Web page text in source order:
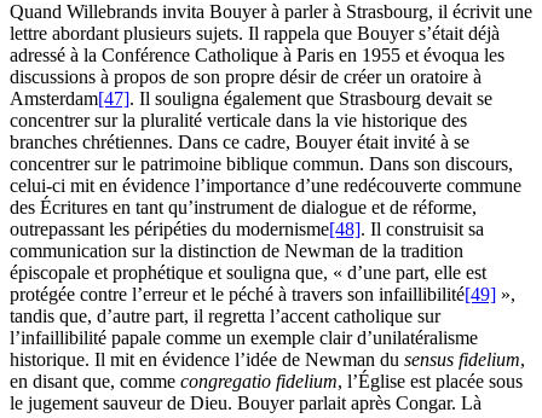
Quand Willebrands invita Bouyer à parler à Strasbourg, il écrivit une
lettre abordant plusieurs sujets. Il rappela que Bouyer s’était déjà
adressé à la Conférence Catholique à Paris en 1955 et évoqua les
discussions à propos de son propre désir de créer un oratoire à
Amsterdam[47]. Il souligna également que Strasbourg devait se
concentrer sur la pluralité verticale dans la vie historique des
branches chrétiennes. Dans ce cadre, Bouyer était invité à se
concentrer sur le patrimoine biblique commun. Dans son discours,
celui-ci mit en évidence l’importance d’une redécouverte commune
des Écritures en tant qu’instrument de dialogue et de réforme,
outrepassant les péripéties du modernisme[48]. Il construisit sa
communication sur la distinction de Newman de la tradition
épiscopale et prophétique et souligna que, « d’une part, elle est
protégée contre l’erreur et le péché à travers son infaillibilité[49] »,
tandis que, d’autre part, il regretta l’accent catholique sur
l’infaillibilité papale comme un exemple clair d’unilatéralisme
historique. Il mit en évidence l’idée de Newman du sensus fidelium,
en disant que, comme congregatio fidelium, l’Église est placée sous
le jugement sauveur de Dieu. Bouyer parlait après Congar. Là